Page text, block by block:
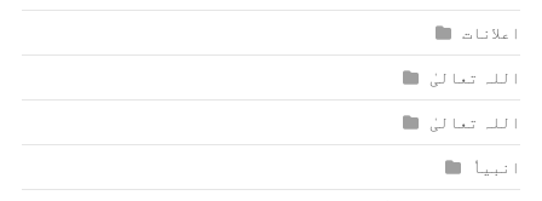
اعلانات
اللہ تعالیٰ
اللہ تعالیٰ
انبیاٗ